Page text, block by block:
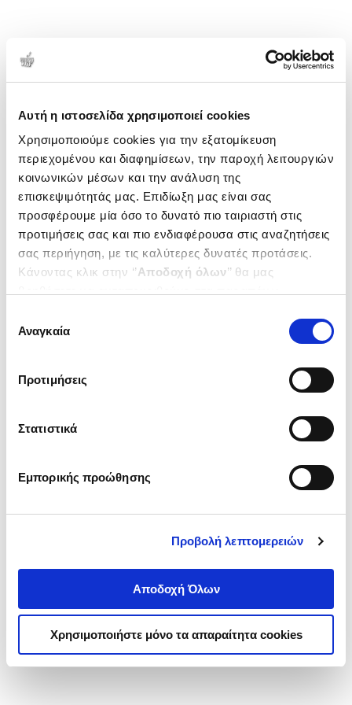
Αυτή η ιστοσελίδα χρησιμοποιεί cookies
Χρησιμοποιούμε cookies για την εξατομίκευση
περιεχομένου και διαφημίσεων, την παροχή λειτουργιών
κοινωνικών μέσων και την ανάλυση της
επισκεψιμότητάς μας. Επιδίωξη μας είναι σας
προσφέρουμε μία όσο το δυνατό πιο ταιριαστή στις
προτιμήσεις σας και πιο ενδιαφέρουσα στις αναζητήσεις
σας περιήγηση, με τις καλύτερες δυνατές προτάσεις.
Κάνοντας κλικ στην ‘’Αποδοχή όλων’’ θα μας
ενδιαφέρουν και να επιλέξετε από τα παρακάτω με την
΄΄και να ενημερωθείτε σχετικά με
συγκατάθεσης
Αναγκαία
Προτιμήσεις
Στατιστικά
Εμπορικής προώθησης
Προβολή λεπτομερειών
Αποδοχή Όλων
Χρησιμοποιήστε μόνο τα απαραίτητα cookies